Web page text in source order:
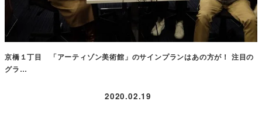
京橋１丁目 「アーティゾン美術館」のサインプランはあの方が！ 注目の
グラ…
2020.02.19